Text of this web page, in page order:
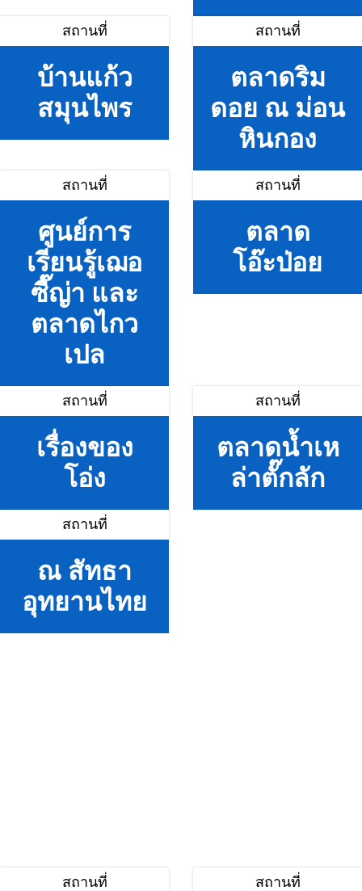
สถานที่
บ้านแก้ว
สมุนไพร
สถานที่
ตลาดริม
ดอย ณ ม่อน
หินกอง
สถานที่
ศูนย์การ
เรียนรู้เฌอ
ซี๊ญ่า และ
ตลาดไกว
เปล
สถานที่
ตลาด
โอ๊ะป่อย
สถานที่
เรื่องของ
โอ่ง
สถานที่
ตลาดน้ำเห
ล่าตั๊กลัก
สถานที่
ณ สัทธา
อุทยานไทย
สถานที่ สถานที่